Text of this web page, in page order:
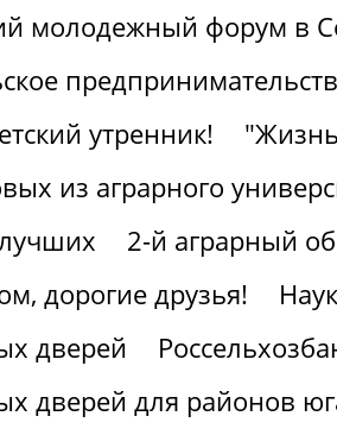
молодежный форум в
утренник!
из аграрного
2-й аграрный
дорогие друзья!
дверей
дверей для районов